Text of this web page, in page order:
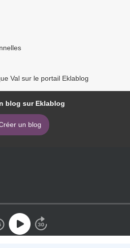
Val sur le portail Eklablog
blog sur Eklablog
un blog